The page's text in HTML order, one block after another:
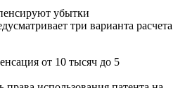
убытки
три варианта расчета
от 10 тысяч до 5